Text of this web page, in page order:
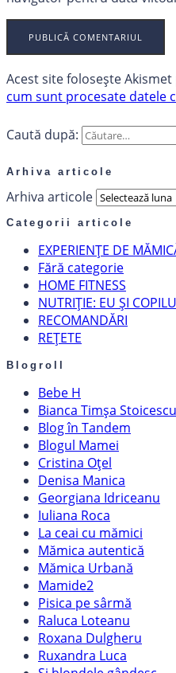
Acest site folosește
cum sunt procesate datele
Caută după:
Arhiva articole
Arhiva articole
Categorii articole
EXPERIENȚE DE
Fără categorie
HOME FITNESS
NUTRIȚIE: EU ȘI
RECOMANDĂRI
REȚETE
Blogroll
Bebe H
Bianca Timșa Stoicescu
Blog în Tandem
Blogul Mamei
Cristina Oțel
Denisa Manica
Georgiana Idriceanu
Iuliana Roca
La ceai cu mămici
Mămica autentică
Mămica Urbană
Mamide2
Pisica pe sârmă
Raluca Loteanu
Roxana Dulgheru
Ruxandra Luca